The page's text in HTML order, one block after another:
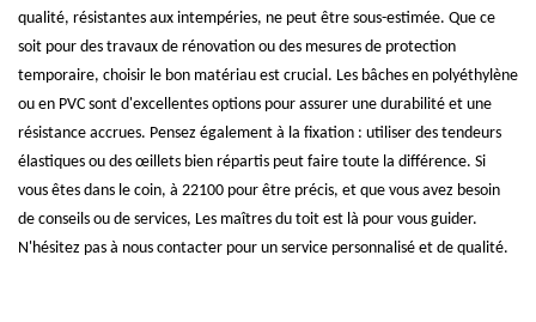
qualité, résistantes aux intempéries, ne peut être sous-estimée. Que ce
soit pour des travaux de rénovation ou des mesures de protection
temporaire, choisir le bon matériau est crucial. Les bâches en polyéthylène
ou en PVC sont d'excellentes options pour assurer une durabilité et une
résistance accrues. Pensez également à la fixation : utiliser des tendeurs
élastiques ou des œillets bien répartis peut faire toute la différence. Si
vous êtes dans le coin, à 22100 pour être précis, et que vous avez besoin
de conseils ou de services, Les maîtres du toit est là pour vous guider.
N'hésitez pas à nous contacter pour un service personnalisé et de qualité.